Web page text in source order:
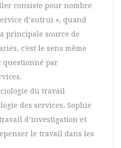
consiste pour nombre
d’autrui », quand
principale source de
c’est le sens même
par
du travail
des services, Sophie
d’investigation et
le travail dans les